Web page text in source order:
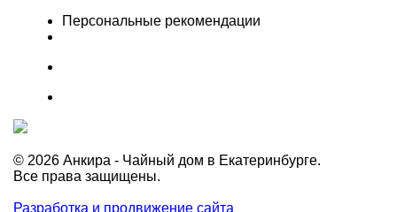
Персональные рекомендации
© 2026 Анкира - Чайный дом в Екатеринбурге.
Все права защищены.
Разработка и продвижение сайта